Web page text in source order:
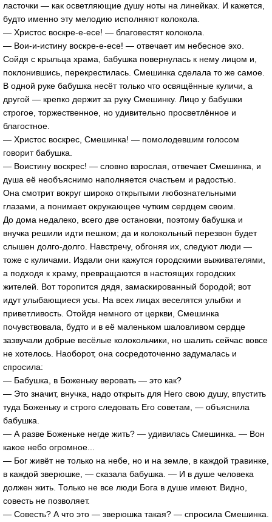
ласточки — как осветляющие душу ноты на линейках. И кажется,
будто именно эту мелодию исполняют колокола.
— Христос воскре-е-есе! — благовестят колокола.
— Вои-и-истину воскре-е-есе! — отвечает им небесное эхо.
Сойдя с крыльца храма, бабушка повернулась к нему лицом и,
поклонившись, перекрестилась. Смешинка сделала то же самое.
В одной руке бабушка несёт только что освящённые куличи, а
другой — крепко держит за руку Смешинку. Лицо у бабушки
строгое, торжественное, но удивительно просветлённое и
благостное.
— Христос воскрес, Смешинка! — помолодевшим голосом
говорит бабушка.
— Воистину воскрес! — словно взрослая, отвечает Смешинка, и
душа её необъяснимо наполняется счастьем и радостью.
Она смотрит вокруг широко открытыми любознательными
глазами, а понимает окружающее чутким сердцем своим.
До дома недалеко, всего две остановки, поэтому бабушка и
внучка решили идти пешком; да и колокольный перезвон будет
слышен долго-долго. Навстречу, обгоняя их, следуют люди —
тоже с куличами. Издали они кажутся городскими выживателями,
а подходя к храму, превращаются в настоящих городских
жителей. Вот торопится дядя, замаскированный бородой; вот
идут улыбающиеся усы. На всех лицах веселятся улыбки и
приветливость. Отойдя немного от церкви, Смешинка
почувствовала, будто и в её маленьком шаловливом сердце
зазвучали добрые весёлые колокольчики, но шалить сейчас вовсе
не хотелось. Наоборот, она сосредоточенно задумалась и
спросила:
— Бабушка, в Боженьку веровать — это как?
— Это значит, внучка, надо открыть для Него свою душу, впустить
туда Боженьку и строго следовать Его советам, — объяснила
бабушка.
— А разве Боженьке негде жить? — удивилась Смешинка. — Вон
какое небо огромное...
— Бог живёт не только на небе, но и на земле, в каждой травинке,
в каждой зверюшке, — сказала бабушка. — И в душе человека
должен жить. Только не все люди Бога в душе имеют. Видно,
совесть не позволяет.
— Совесть? А что это — зверюшка такая? — спросила Смешинка.